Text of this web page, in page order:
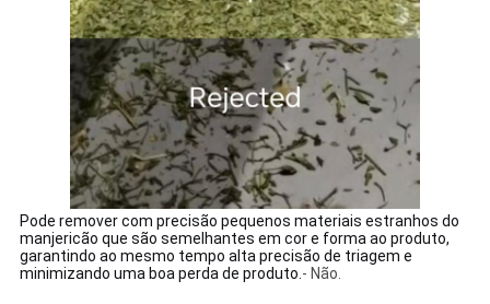
Pode remover com precisão pequenos materiais estranhos do
manjericão que são semelhantes em cor e forma ao produto,
garantindo ao mesmo tempo alta precisão de triagem e
minimizando uma boa perda de produto.- Não.